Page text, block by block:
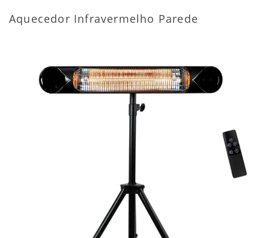
Aquecedor Infravermelho Parede